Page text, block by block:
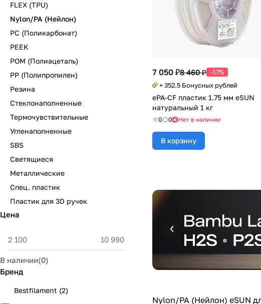
7 050 ₽8 460 ₽ -17%
+ 352.5 Бонусных рублей
ePA-CF пластик 1.75 мм eSUN
натуральный 1 кг
0 0 Нет в наличии
В корзину
Nylon/PA (Нейлон) eSUN
FLEX (TPU)
Nylon/PA (Нейлон)
PC (Поликарбонат)
PEEK
POM (Полиацеталь)
PP (Полипропилен)
Резина
Стеклонаполненные
Термочувствительные
Угленаполненные
SBS
Светящиеся
Металлические
Спец. пластик
Пластик для 3D ручек
Цена
В наличии(0)
Бренд
Bestfilament (2)